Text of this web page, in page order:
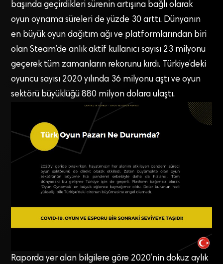
başında geçirdikleri sürenin artışına bağlı olarak
oyun oynama süreleri de yüzde 30 arttı. Dünyanın
en büyük oyun dağıtım ağı ve platformlarından biri
olan Steam’de anlık aktif kullanıcı sayısı 23 milyonu
geçerek tüm zamanların rekorunu kırdı. Türkiye’deki
oyuncu sayısı 2020 yılında 36 milyonu aştı ve oyun
sektörü büyüklüğü 880 milyon dolara ulaştı.
Raporda yer alan bilgilere göre 2020’nin dokuz aylık